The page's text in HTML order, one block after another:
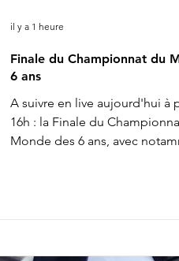
Finale du Championnat du
6 ans
A suivre en live aujourd'hui à
16h : la Finale du
Monde des 6 ans, avec
Jaeger & Faustino G Liste de
il y a 1 heure